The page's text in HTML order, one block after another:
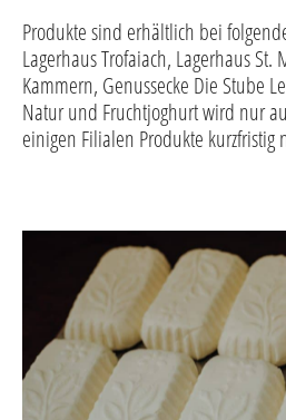
Produkte sind erhältlich bei
Lagerhaus Trofaiach, Lagerhaus
Kammern, Genussecke Die Stube
Natur und Fruchtjoghurt wird nur
einigen Filialen Produkte kurzfristig